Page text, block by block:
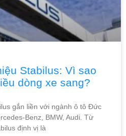
Stabilus: Vì sao
dòng xe sang?
gắn liền với ngành ô tô Đức
Benz, BMW, Audi. Từ
định vị là